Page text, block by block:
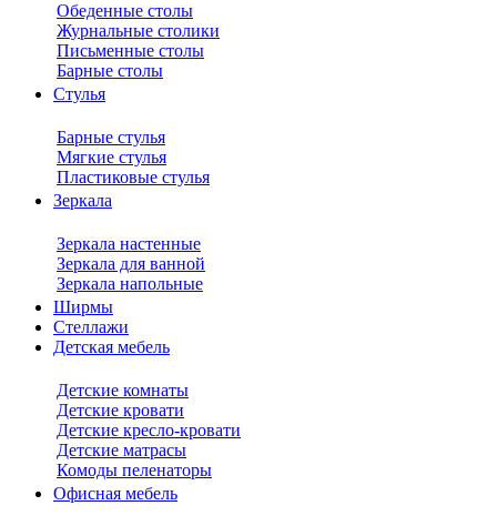
Обеденные столы
Журнальные столики
Письменные столы
Барные столы
Стулья
Барные стулья
Мягкие стулья
Пластиковые стулья
Зеркала
Зеркала настенные
Зеркала для ванной
Зеркала напольные
Ширмы
Стеллажи
Детская мебель
Детские комнаты
Детские кровати
Детские кресло-кровати
Детские матрасы
Комоды пеленаторы
Офисная мебель